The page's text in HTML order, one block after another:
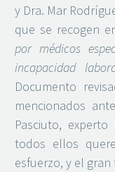
y Dra. Mar
que se recogen
por médicos
incapacidad
Documento
mencionados
Pasciuto,
todos ellos
esfuerzo, y el